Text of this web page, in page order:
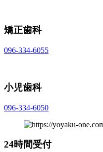
矯正歯科
096-334-6055
小児歯科
096-334-6050
24時間受付